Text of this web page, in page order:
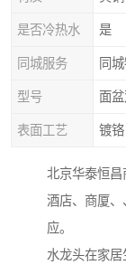
是否冷热水 是
同城服务 同
型号 面
表面工艺 镀铬
北京华泰恒昌
酒店、商厦
应。
水龙头在家